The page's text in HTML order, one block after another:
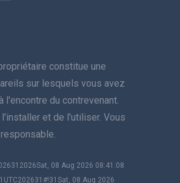
constitue une
sur lesquels vous avez
du contrevenant.
et de l'utiliser. Vous
08 Aug 2026 08:41:08
08 Aug 2026